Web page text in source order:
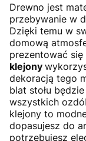
Drewno jest
przebywanie w
Dzięki temu w
domową
prezentować się
klejony
dekoracją tego
blat stołu
wszystkich
klejony to
dopasujesz do
potrzebujesz